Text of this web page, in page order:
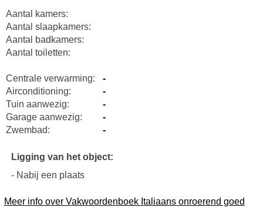
Aantal kamers:
Aantal slaapkamers:
Aantal badkamers:
Aantal toiletten:
Centrale verwarming:
-
Airconditioning:
-
Tuin aanwezig:
-
Garage aanwezig:
-
Zwembad:
-
Ligging van het object:
- Nabij een plaats
Meer info over Vakwoordenboek Italiaans onroerend goed